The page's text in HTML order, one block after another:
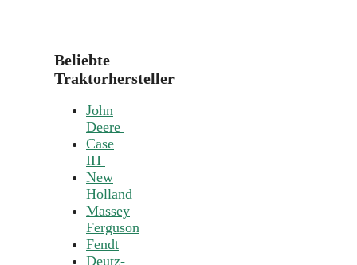
Beliebte
Traktorhersteller
John
Deere
Case
IH
New
Holland
Massey
Ferguson
Fendt
Deutz-